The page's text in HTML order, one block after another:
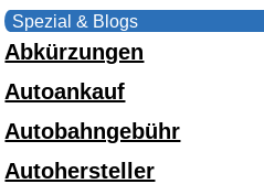
Spezial & Blogs
Abkürzungen
Autoankauf
Autobahngebühr
Autohersteller